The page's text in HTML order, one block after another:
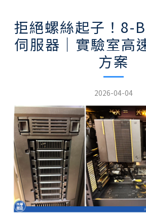
拒絕螺絲起子！8-
伺服器｜實驗室高
方案
2026-04-04